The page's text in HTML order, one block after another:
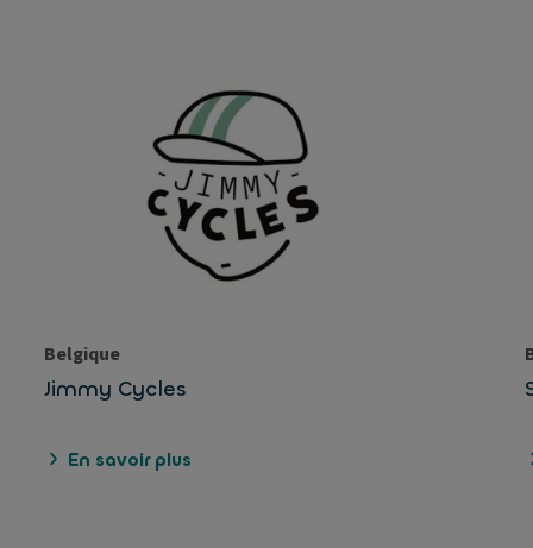
Belgique
Jimmy Cycles
En savoir plus